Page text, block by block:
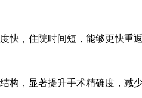
，住院时间短，能够更快重
构，显著提升手术精确度，减少